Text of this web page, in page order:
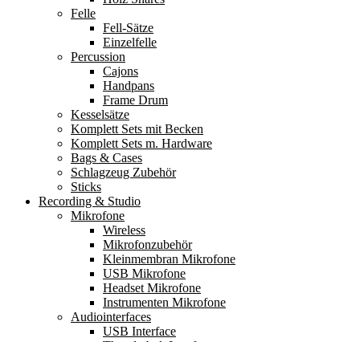
Felle
Fell-Sätze
Einzelfelle
Percussion
Cajons
Handpans
Frame Drum
Kesselsätze
Komplett Sets mit Becken
Komplett Sets m. Hardware
Bags & Cases
Schlagzeug Zubehör
Sticks
Recording & Studio
Mikrofone
Wireless
Mikrofonzubehör
Kleinmembran Mikrofone
USB Mikrofone
Headset Mikrofone
Instrumenten Mikrofone
Audiointerfaces
USB Interface